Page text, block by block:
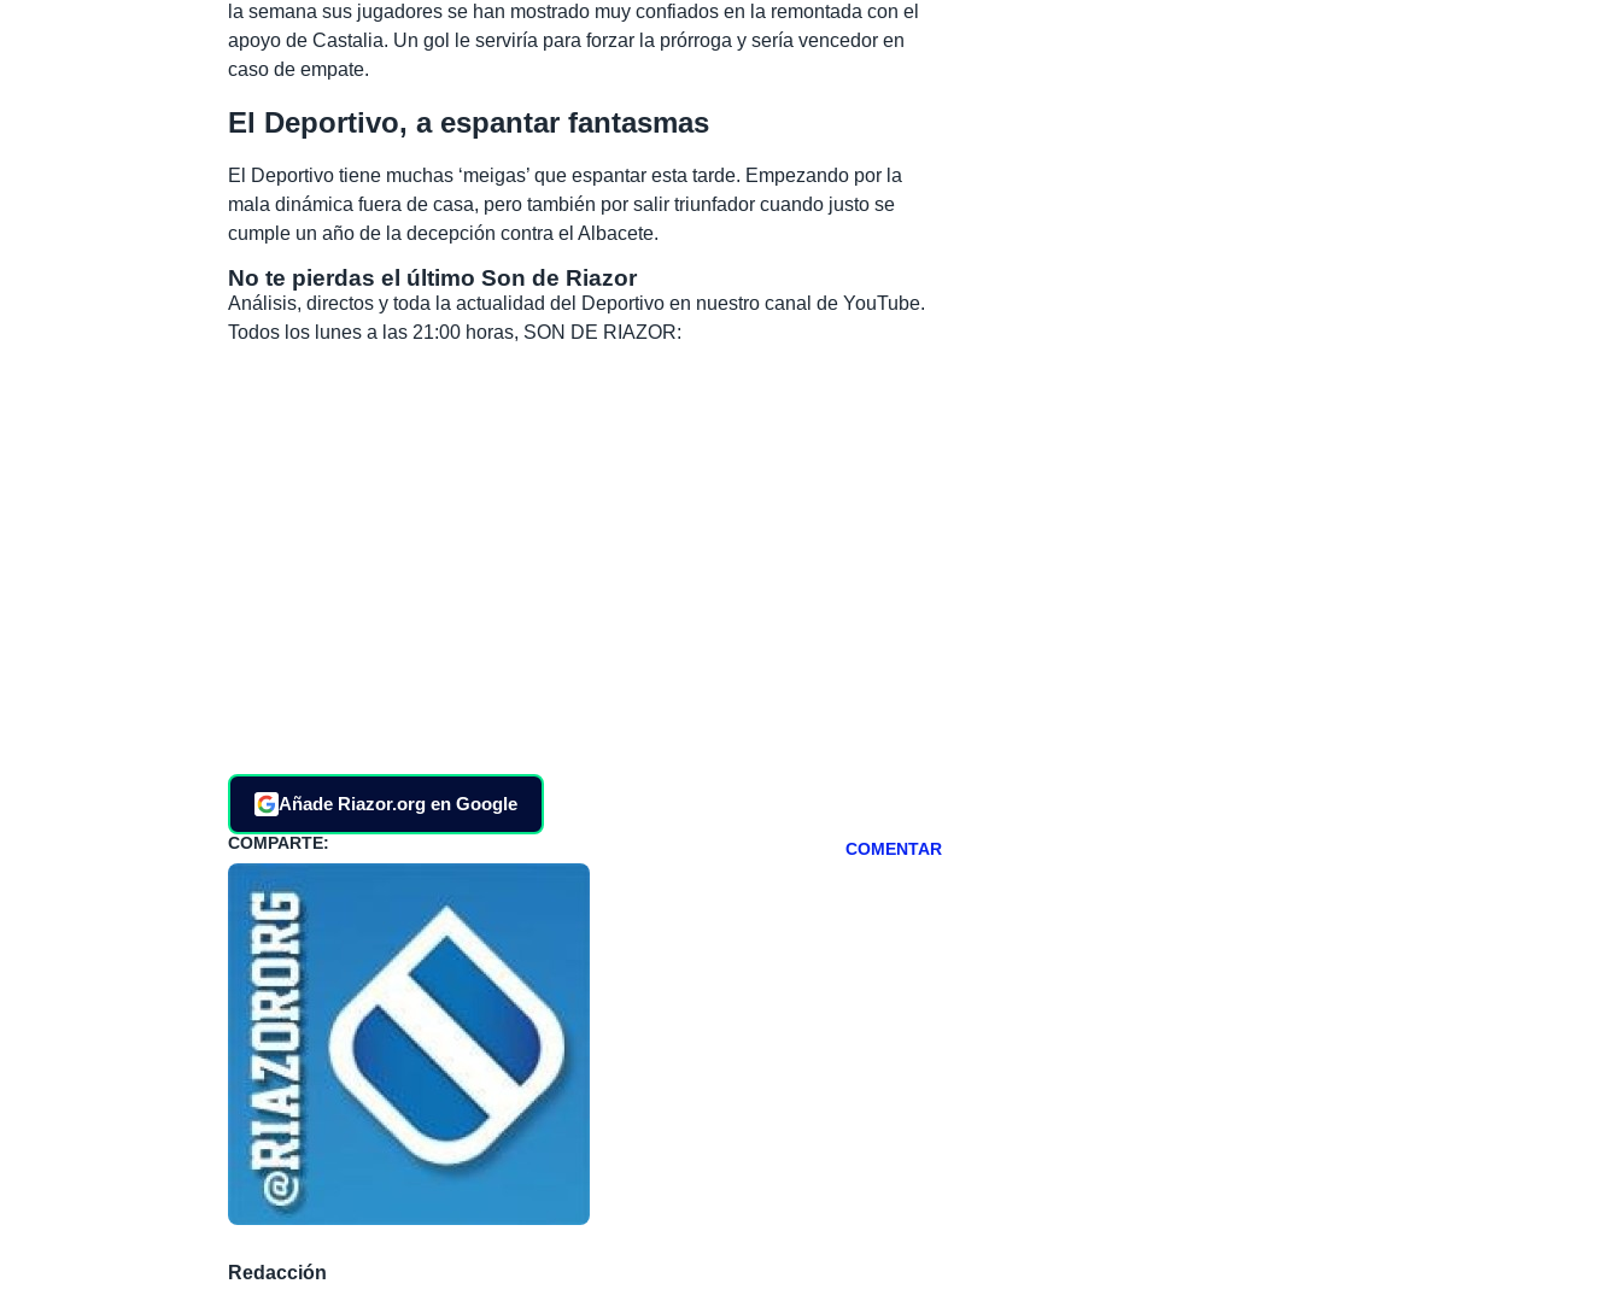
la semana sus jugadores se han mostrado muy confiados en la remontada con el
apoyo de Castalia. Un gol le serviría para forzar la prórroga y sería vencedor en
caso de empate.
El Deportivo, a espantar fantasmas
El Deportivo tiene muchas ‘meigas’ que espantar esta tarde. Empezando por la
mala dinámica fuera de casa, pero también por salir triunfador cuando justo se
cumple un año de la decepción contra el Albacete.
No te pierdas el último Son de Riazor
Análisis, directos y toda la actualidad del Deportivo en nuestro canal de YouTube.
Todos los lunes a las 21:00 horas, SON DE RIAZOR:
Añade Riazor.org en Google
COMPARTE: COMENTAR
Redacción